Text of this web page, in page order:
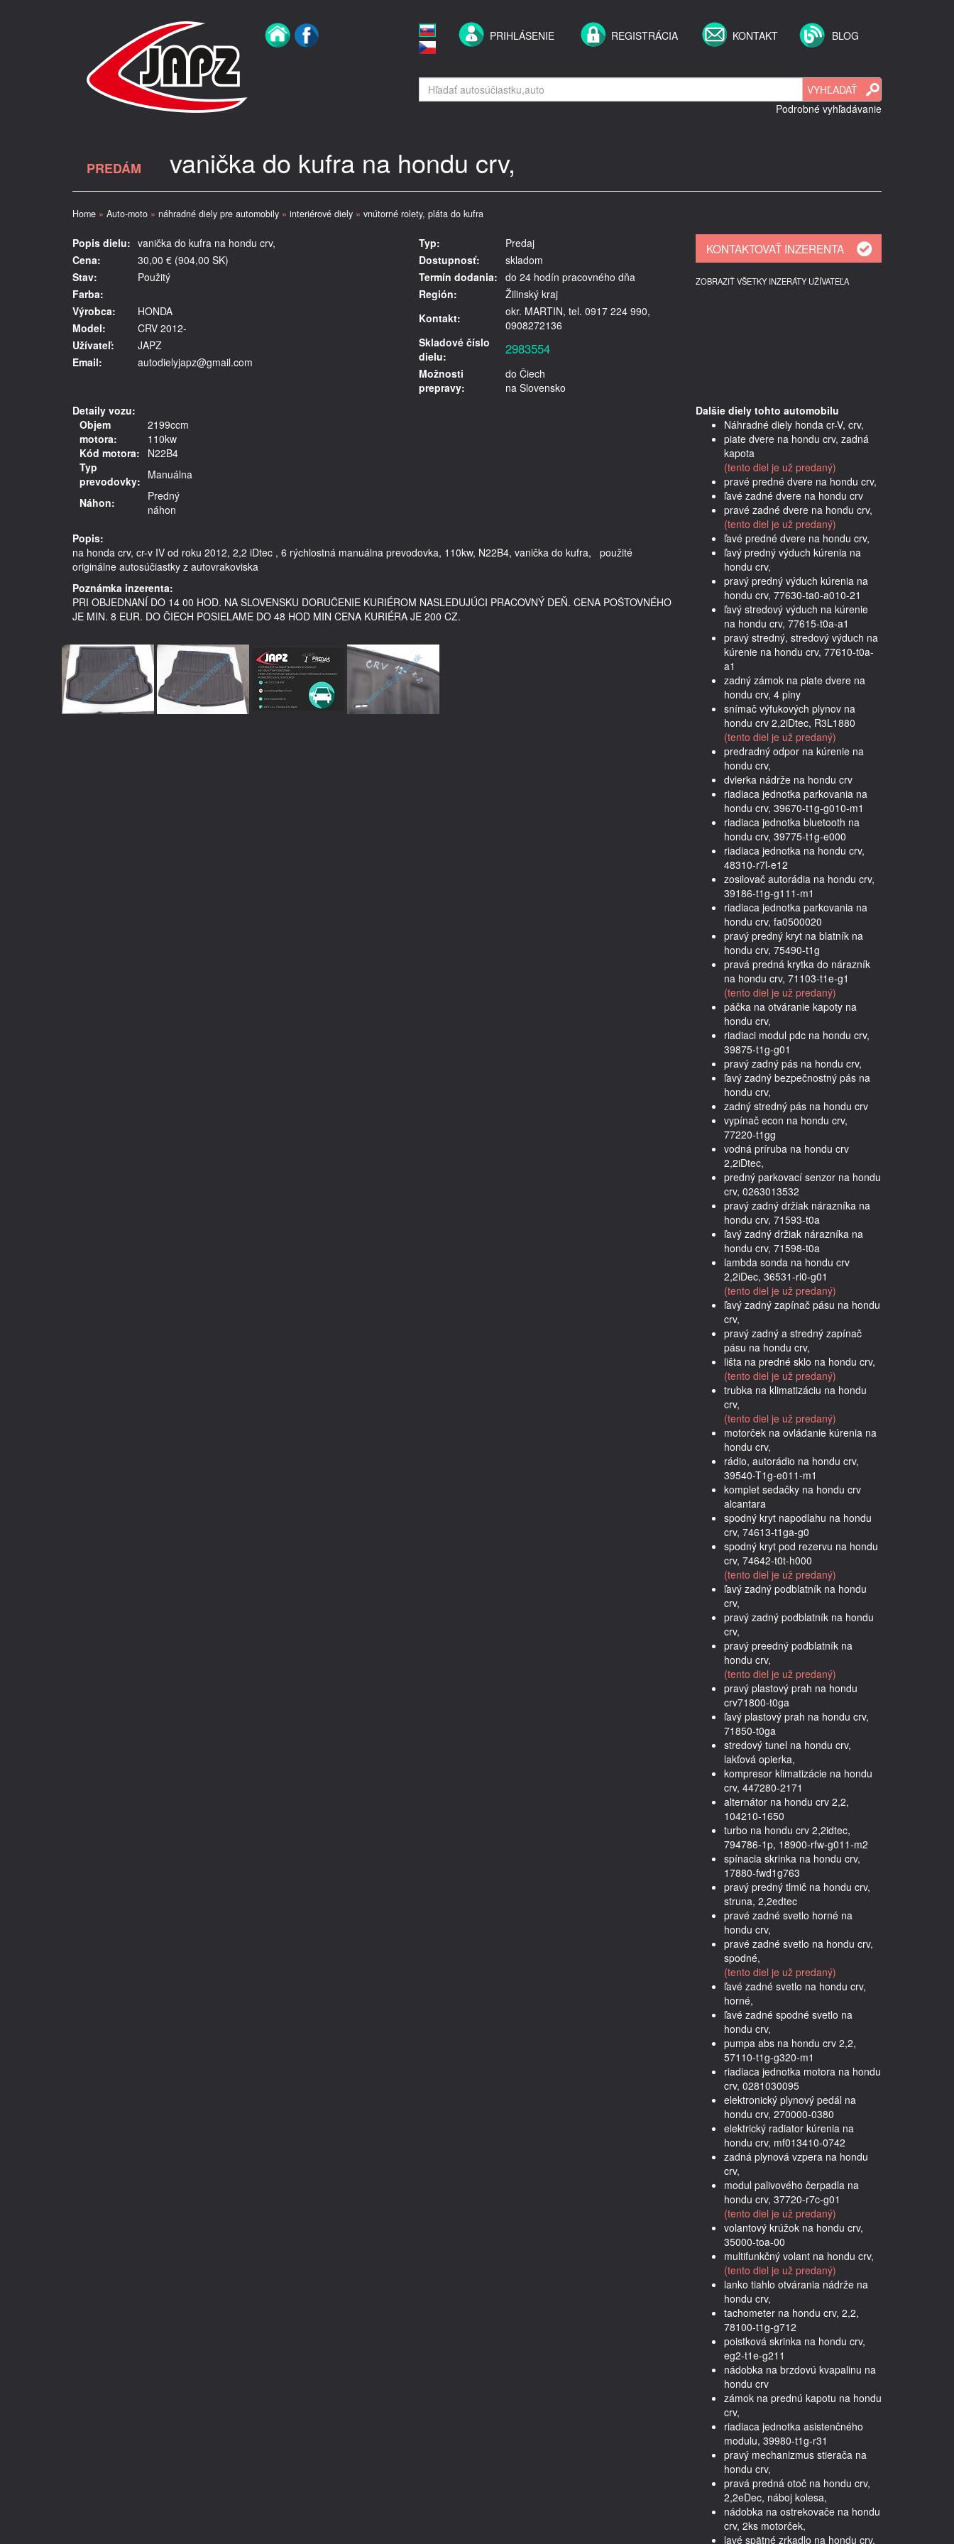
PRIHLÁSENIE REGISTRÁCIA KONTAKT BLOG
Podrobné vyhľadávanie
PREDÁM vanička do kufra na hondu crv,
Home » Auto-moto » náhradné diely pre automobily » interiérové diely » vnútorné rolety, pláta do kufra
Popis dielu: vanička do kufra na hondu crv,
Cena:
30,00 € (904,00 SK)
Stav:
Použitý
Farba:
Výrobca:
HONDA
Model:
CRV 2012-
Užívateľ:
JAPZ
Email:
autodielyjapz@gmail.com
Typ:
Predaj
Dostupnosť:
skladom
Termín dodania: do 24 hodín pracovného dňa
Región:
Žilinský kraj
Kontakt:
okr. MARTIN, tel. 0917 224 990,
0908272136
Skladové číslo
dielu:
2983554
Možnosti
prepravy:
do Čiech
na Slovensko
ZOBRAZIŤ VŠETKY INZERÁTY UŽÍVATEĽA
Detaily vozu:
Objem
motora:
2199ccm
110kw
Kód motora:
N22B4
Typ
prevodovky: Manuálna
Náhon:
Predný
náhon
Popis:
na honda crv, cr-v IV od roku 2012, 2,2 iDtec , 6 rýchlostná manuálna prevodovka, 110kw, N22B4, vanička do kufra,   použité
Poznámka inzerenta:
PRI OBJEDNANÍ DO 14 00 HOD. NA SLOVENSKU DORUČENIE KURIÉROM NASLEDUJÚCI PRACOVNÝ DEŇ. CENA POŠTOVNÉHO
JE MIN. 8 EUR. DO ČIECH POSIELAME DO 48 HOD MIN CENA KURIÉRA JE 200 CZ.
Dalšie diely tohto automobilu
Náhradné diely honda cr-V, crv,
piate dvere na hondu crv, zadná
kapota
(tento diel je už predaný)
pravé predné dvere na hondu crv,
ľavé zadné dvere na hondu crv
pravé zadné dvere na hondu crv,
(tento diel je už predaný)
ľavé predné dvere na hondu crv,
ľavý predný výduch kúrenia na
hondu crv,
pravý predný výduch kúrenia na
hondu crv, 77630-ta0-a010-21
ľavý stredový výduch na kúrenie
na hondu crv, 77615-t0a-a1
pravý stredný, stredový výduch na
kúrenie na hondu crv, 77610-t0a-
a1
zadný zámok na piate dvere na
hondu crv, 4 piny
snímač výfukových plynov na
hondu crv 2,2iDtec, R3L1880
(tento diel je už predaný)
predradný odpor na kúrenie na
hondu crv,
dvierka nádrže na hondu crv
riadiaca jednotka parkovania na
hondu crv, 39670-t1g-g010-m1
riadiaca jednotka bluetooth na
hondu crv, 39775-t1g-e000
riadiaca jednotka na hondu crv,
48310-r7l-e12
zosilovač autorádia na hondu crv,
39186-t1g-g111-m1
riadiaca jednotka parkovania na
hondu crv, fa0500020
pravý predný kryt na blatník na
hondu crv, 75490-t1g
pravá predná krytka do nárazník
na hondu crv, 71103-t1e-g1
(tento diel je už predaný)
páčka na otváranie kapoty na
hondu crv,
riadiaci modul pdc na hondu crv,
39875-t1g-g01
pravý zadný pás na hondu crv,
ľavý zadný bezpečnostný pás na
hondu crv,
zadný stredný pás na hondu crv
vypínač econ na hondu crv,
77220-t1gg
vodná príruba na hondu crv
2,2iDtec,
predný parkovací senzor na hondu
crv, 0263013532
pravý zadný držiak nárazníka na
hondu crv, 71593-t0a
ľavý zadný držiak nárazníka na
hondu crv, 71598-t0a
lambda sonda na hondu crv
2,2iDec, 36531-rl0-g01
(tento diel je už predaný)
ľavý zadný zapínač pásu na hondu
crv,
pravý zadný a stredný zapínač
pásu na hondu crv,
lišta na predné sklo na hondu crv,
(tento diel je už predaný)
trubka na klimatizáciu na hondu
crv,
(tento diel je už predaný)
motorček na ovládanie kúrenia na
hondu crv,
rádio, autorádio na hondu crv,
39540-T1g-e011-m1
komplet sedačky na hondu crv
alcantara
spodný kryt napodlahu na hondu
crv, 74613-t1ga-g0
spodný kryt pod rezervu na hondu
crv, 74642-t0t-h000
(tento diel je už predaný)
ľavý zadný podblatník na hondu
crv,
pravý zadný podblatník na hondu
crv,
pravý preedný podblatník na
hondu crv,
(tento diel je už predaný)
pravý plastový prah na hondu
crv71800-t0ga
ľavý plastový prah na hondu crv,
71850-t0ga
stredový tunel na hondu crv,
lakťová opierka,
kompresor klimatizácie na hondu
crv, 447280-2171
alternátor na hondu crv 2,2,
104210-1650
turbo na hondu crv 2,2idtec,
794786-1p, 18900-rfw-g011-m2
spínacia skrinka na hondu crv,
17880-fwd1g763
pravý predný tlmič na hondu crv,
struna, 2,2edtec
pravé zadné svetlo horné na
hondu crv,
pravé zadné svetlo na hondu crv,
spodné,
(tento diel je už predaný)
ľavé zadné svetlo na hondu crv,
horné,
ľavé zadné spodné svetlo na
hondu crv,
pumpa abs na hondu crv 2,2,
57110-t1g-g320-m1
riadiaca jednotka motora na hondu
crv, 0281030095
elektronický plynový pedál na
hondu crv, 270000-0380
elektrický radiator kúrenia na
hondu crv, mf013410-0742
zadná plynová vzpera na hondu
crv,
modul palivového čerpadla na
hondu crv, 37720-r7c-g01
(tento diel je už predaný)
volantový krúžok na hondu crv,
35000-toa-00
multifunkčný volant na hondu crv,
(tento diel je už predaný)
lanko tiahlo otvárania nádrže na
hondu crv,
tachometer na hondu crv, 2,2,
78100-t1g-g712
poistková skrinka na hondu crv,
eg2-t1e-g211
nádobka na brzdovú kvapalinu na
hondu crv
zámok na prednú kapotu na hondu
crv,
riadiaca jednotka asistenčného
modulu, 39980-t1g-r31
pravý mechanizmus stierača na
hondu crv,
pravá predná otoč na hondu crv,
2,2eDec, náboj kolesa,
nádobka na ostrekovače na hondu
crv, 2ks motorček,
lavé spätné zrkadlo na hondu crv,